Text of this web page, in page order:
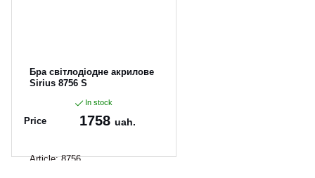
Бра світлодіодне акрилове
Sirius 8756 S
In stock
Price 1758 uah.
Article:8756